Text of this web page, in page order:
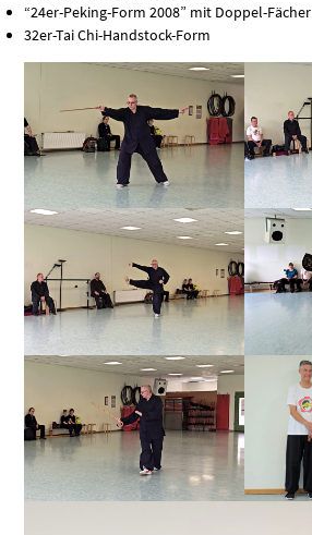
“24er-Peking-Form 2008” mit Doppel-Fächer
32er-Tai Chi-Handstock-Form